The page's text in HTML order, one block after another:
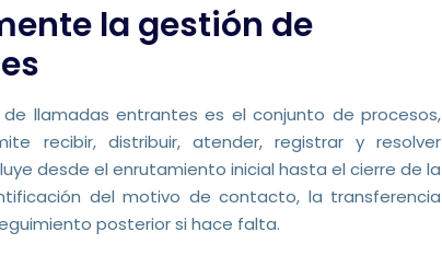
la gestión de
llamadas entrantes es el conjunto de procesos,
recibir, distribuir, atender, registrar y resolver
desde el enrutamiento inicial hasta el cierre de la
del motivo de contacto, la transferencia
posterior si hace falta.